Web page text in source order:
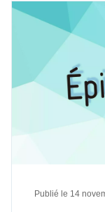
Publié le 14